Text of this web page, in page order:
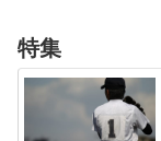
特集